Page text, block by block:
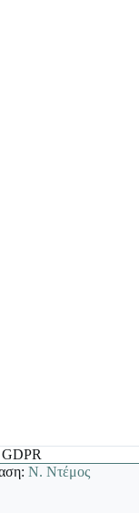
GDPR
Ν. Ντέμος